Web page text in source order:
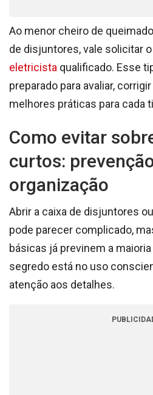
Ao menor cheiro de
de disjuntores, vale solicitar
eletricista qualificado. Esse
preparado para avaliar,
melhores práticas para cada
Como evitar
curtos:
organização
Abrir a caixa de disjuntores
pode parecer complicado,
básicas já previnem a
segredo está no uso
atenção aos detalhes.